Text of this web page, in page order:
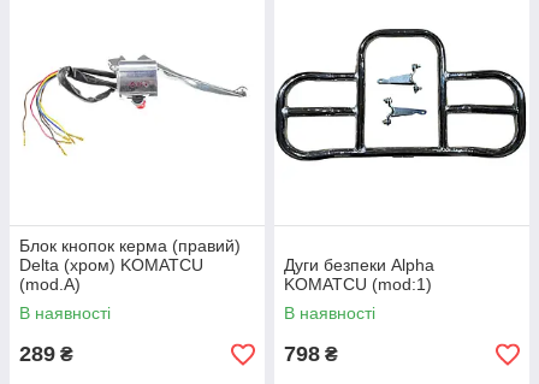
Блок кнопок керма (правий)
Delta (хром) KOMATCU
(mod.A)
В наявності
289 ₴
Дуги безпеки Alpha
KOMATCU (mod:1)
В наявності
798 ₴